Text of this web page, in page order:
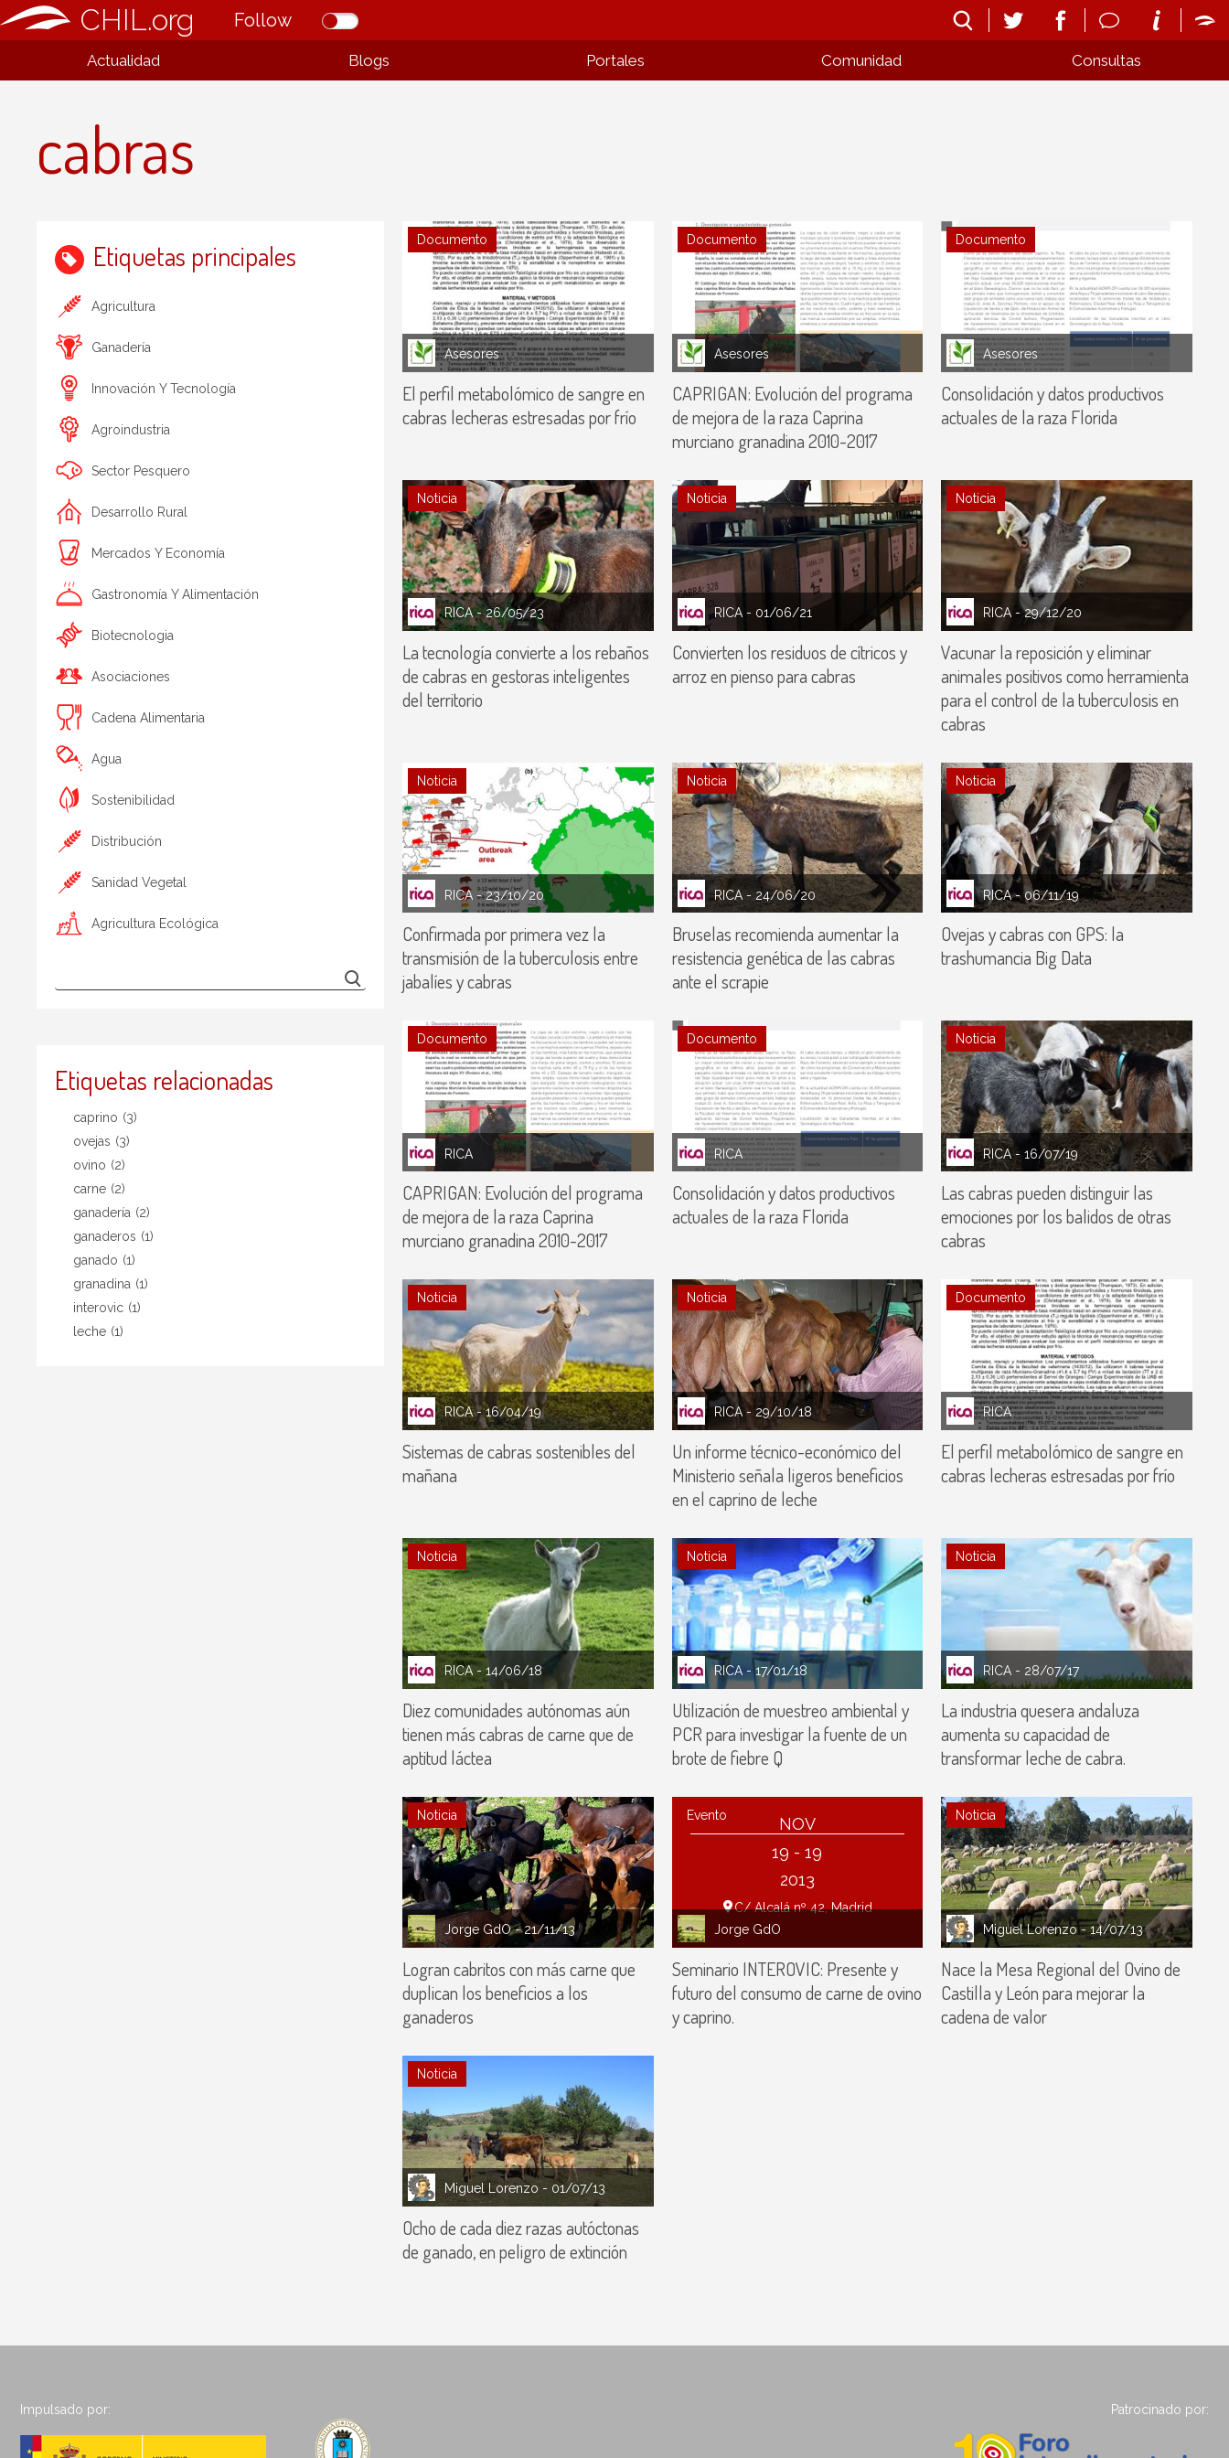
CHIL.org Follow
Actualidad Blogs Portales Comunidad Consultas
cabras
Etiquetas principales
Agricultura
Ganadería
Innovación Y Tecnología
Agroindustria
Sector Pesquero
Desarrollo Rural
Mercados Y Economía
Gastronomía Y Alimentación
Biotecnologia
Asociaciones
Cadena Alimentaria
Agua
Sostenibilidad
Distribución
Sanidad Vegetal
Agricultura Ecológica
Etiquetas relacionadas
caprino (3)
ovejas (3)
ovino (2)
carne (2)
ganadería (2)
ganaderos (1)
ganado (1)
granadina (1)
interovic (1)
leche (1)
Asesores
Documento
El perfil metabolómico de sangre en
cabras lecheras estresadas por frío
Asesores
Documento
CAPRIGAN: Evolución del programa
de mejora de la raza Caprina
murciano granadina 2010-2017
Asesores
Documento
Consolidación y datos productivos
actuales de la raza Florida
RICA - 26/05/23
Noticia
La tecnología convierte a los rebaños
de cabras en gestoras inteligentes
del territorio
RICA - 01/06/21
Noticia
Convierten los residuos de cítricos y
arroz en pienso para cabras
RICA - 29/12/20
Noticia
Vacunar la reposición y eliminar
animales positivos como herramienta
para el control de la tuberculosis en
cabras
RICA - 23/10/20
Noticia
Confirmada por primera vez la
transmisión de la tuberculosis entre
jabalíes y cabras
RICA - 24/06/20
Noticia
Bruselas recomienda aumentar la
resistencia genética de las cabras
ante el scrapie
RICA - 06/11/19
Noticia
Ovejas y cabras con GPS: la
trashumancia Big Data
RICA
Documento
CAPRIGAN: Evolución del programa
de mejora de la raza Caprina
murciano granadina 2010-2017
RICA
Documento
Consolidación y datos productivos
actuales de la raza Florida
RICA - 16/07/19
Noticia
Las cabras pueden distinguir las
emociones por los balidos de otras
cabras
RICA - 16/04/19
Noticia
Sistemas de cabras sostenibles del
mañana
RICA - 29/10/18
Noticia
Un informe técnico-económico del
Ministerio señala ligeros beneficios
en el caprino de leche
RICA
Documento
El perfil metabolómico de sangre en
cabras lecheras estresadas por frío
RICA - 14/06/18
Noticia
Diez comunidades autónomas aún
tienen más cabras de carne que de
aptitud láctea
RICA - 17/01/18
Noticia
Utilización de muestreo ambiental y
PCR para investigar la fuente de un
brote de fiebre Q
RICA - 28/07/17
Noticia
La industria quesera andaluza
aumenta su capacidad de
transformar leche de cabra.
Jorge GdO - 21/11/13
Noticia
Logran cabritos con más carne que
duplican los beneficios a los
ganaderos
NOV
19 - 19
2013
C/ Alcalá nº 42, Madrid
Jorge GdO
Evento
Seminario INTEROVIC: Presente y
futuro del consumo de carne de ovino
y caprino.
Miguel Lorenzo - 14/07/13
Noticia
Nace la Mesa Regional del Ovino de
Castilla y León para mejorar la
cadena de valor
Miguel Lorenzo - 01/07/13
Noticia
Ocho de cada diez razas autóctonas
de ganado, en peligro de extinción
Impulsado por: Patrocinado por: